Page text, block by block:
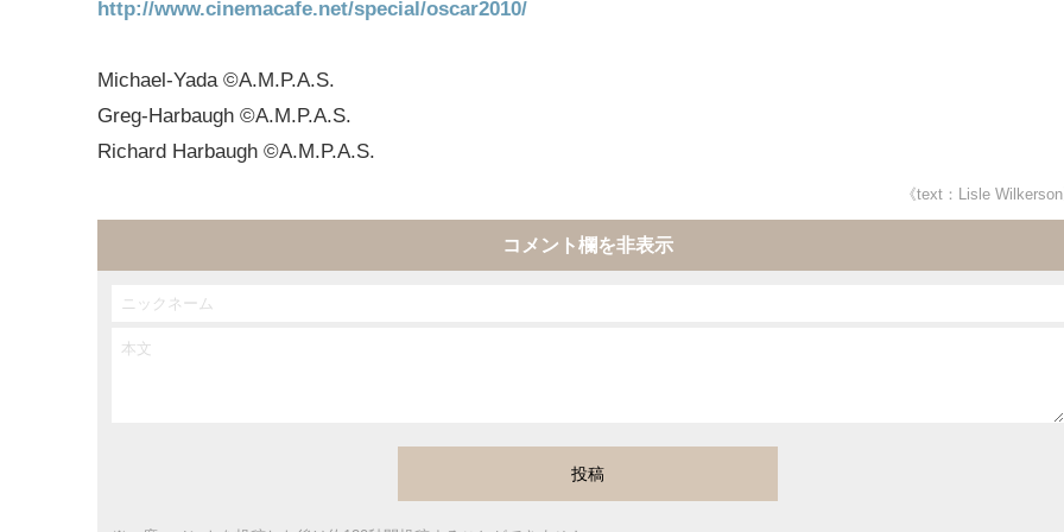
http://www.cinemacafe.net/special/oscar2010/
Michael-Yada ©A.M.P.A.S.
Greg-Harbaugh ©A.M.P.A.S.
Richard Harbaugh ©A.M.P.A.S.
《text：Lisle
コメント欄を非表示